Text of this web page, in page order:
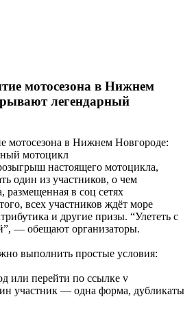
мотосезона в Нижнем
легендарный
настоящего мотоцикла,
один из участников, о чем
размещенная в соц сетях
всех участников ждёт море
и другие призы. “Улететь с
— обещают организаторы.
выполнить простые условия:
или перейти по ссылке v
участник — одна форма, дубликаты